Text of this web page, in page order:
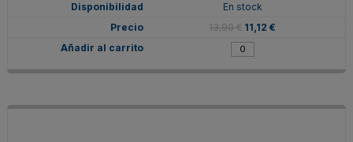
En stock
13,90 € 11,12 €